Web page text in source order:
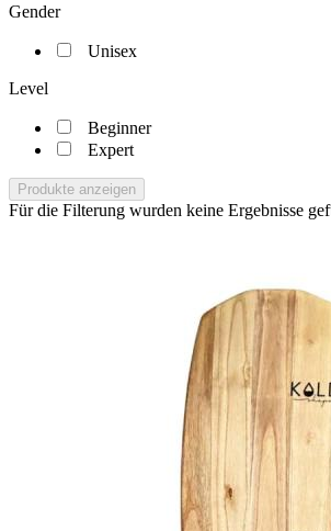
Gender
Unisex
Level
Beginner
Expert
Produkte anzeigen
Für die Filterung wurden keine Ergebnisse